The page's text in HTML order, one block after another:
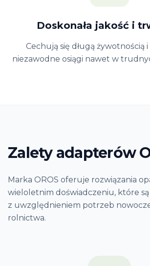
Doskonała jakość i
Cechują się długą żywotnością
niezawodne osiągi nawet w
Zalety adapterów
Marka OROS oferuje rozwiązania
wieloletnim doświadczeniu, które
z uwzględnieniem potrzeb
rolnictwa.